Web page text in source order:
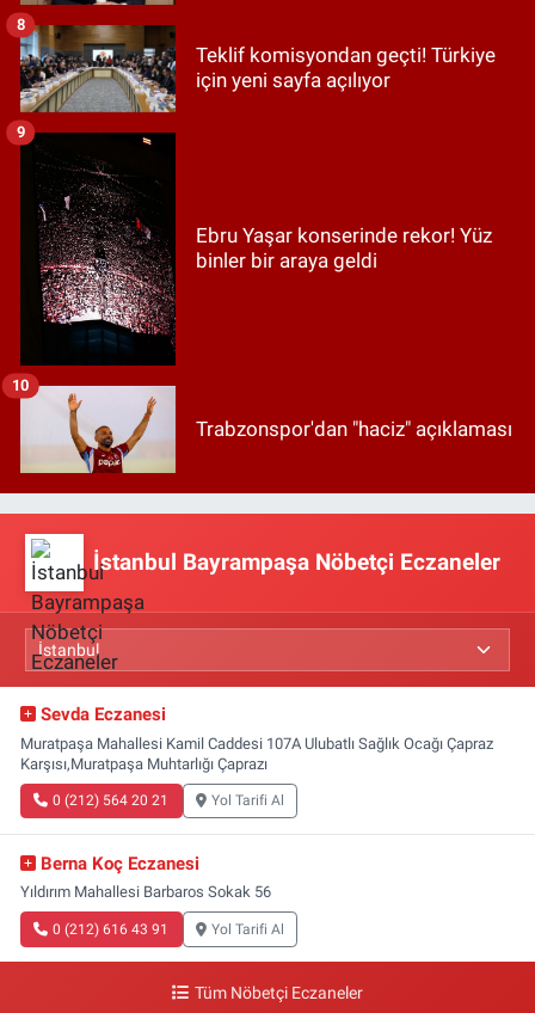
Teklif komisyondan geçti! Türkiye
için yeni sayfa açılıyor
8
Ebru Yaşar konserinde rekor! Yüz
binler bir araya geldi
9
Trabzonspor'dan "haciz" açıklaması
10
İstanbul Bayrampaşa Nöbetçi Eczaneler
Sevda Eczanesi
Muratpaşa Mahallesi Kamil Caddesi 107A Ulubatlı Sağlık Ocağı Çapraz
Karşısı,Muratpaşa Muhtarlığı Çaprazı
0 (212) 564 20 21 Yol Tarifi Al
Berna Koç Eczanesi
Yıldırım Mahallesi Barbaros Sokak 56
0 (212) 616 43 91 Yol Tarifi Al
Tüm Nöbetçi Eczaneler